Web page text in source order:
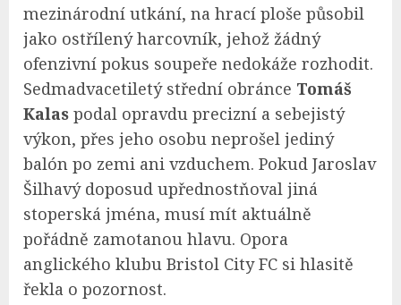
mezinárodní utkání, na hrací ploše působil
jako ostřílený harcovník, jehož žádný
ofenzivní pokus soupeře nedokáže rozhodit.
Sedmadvacetiletý střední obránce Tomáš
Kalas podal opravdu precizní a sebejistý
výkon, přes jeho osobu neprošel jediný
balón po zemi ani vzduchem. Pokud Jaroslav
Šilhavý doposud upřednostňoval jiná
stoperská jména, musí mít aktuálně
pořádně zamotanou hlavu. Opora
anglického klubu Bristol City FC si hlasitě
řekla o pozornost.